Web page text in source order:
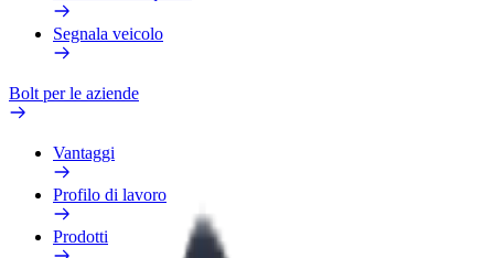
Segnala veicolo
Bolt per le aziende
Vantaggi
Profilo di lavoro
Prodotti